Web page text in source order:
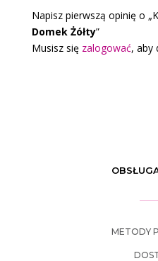
Napisz pierwszą opinię o
Domek Żółty”
Musisz się zalogować, aby
METODY